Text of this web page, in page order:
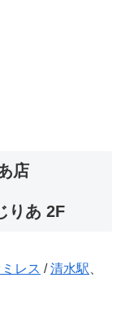
店
りあ 2F
レス /清水駅